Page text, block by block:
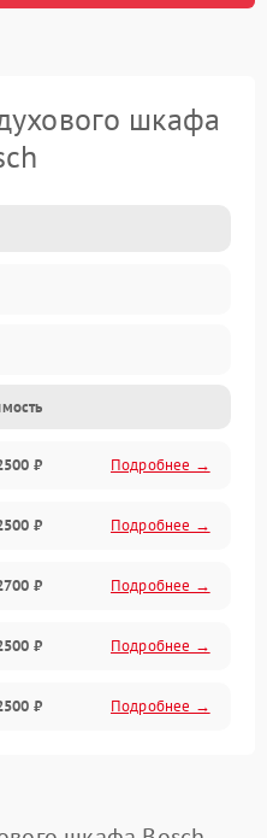
шкафа
₽ Подробнее →
₽ Подробнее →
₽ Подробнее →
₽ Подробнее →
₽ Подробнее →